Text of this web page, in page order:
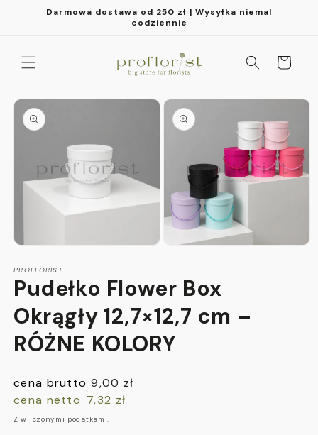
Darmowa dostawa od 250 zł | Wysyłka niemal
codziennie
Koszyk
Pomiń,
przejść
do
informacji
produkcie
1
w
oknie
oknie
PROFLORIST
Pudełko Flower Box
Okrągły 12,7×12,7 cm –
RÓŻNE KOLORY
Cena
regularna
cena brutto 9,00 zł
cena netto 7,32 zł
Z wliczonymi podatkami.